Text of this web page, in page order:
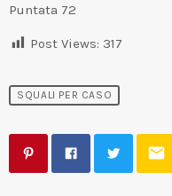
Puntata 72
Post Views: 317
SQUALI PER CASO
email